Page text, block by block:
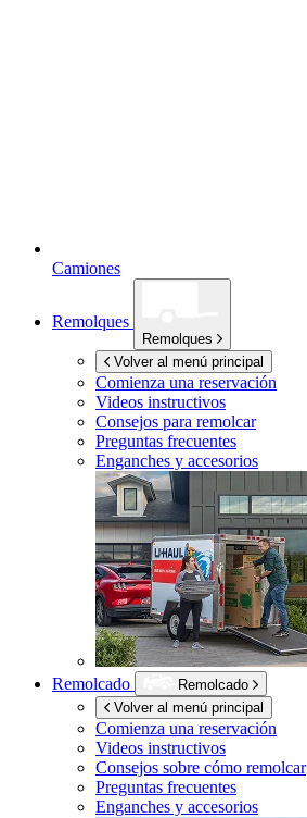
Camiones
Remolques
Remolques
Volver al menú principal
Comienza una reservación
Videos instructivos
Consejos para remolcar
Preguntas frecuentes
Enganches y accesorios
Remolcado
Remolcado
Volver al menú principal
Comienza una reservación
Videos instructivos
Consejos sobre cómo remolcar
Preguntas frecuentes
Enganches y accesorios